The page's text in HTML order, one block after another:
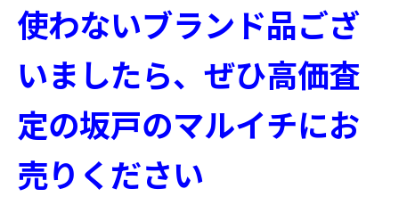
使わないブランド品ござ
いましたら、ぜひ高価査
定の坂戸のマルイチにお
売りください